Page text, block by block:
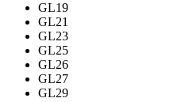
GL19
GL21
GL23
GL25
GL26
GL27
GL29